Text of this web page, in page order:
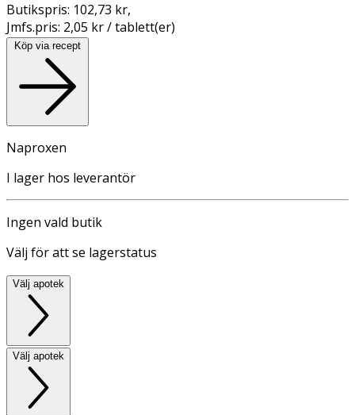
Butikspris: 102,73 kr,
Jmfs.pris: 2,05 kr / tablett(er)
Köp via recept
Naproxen
I lager hos leverantör
Ingen vald butik
Välj för att se lagerstatus
Välj apotek
Välj apotek